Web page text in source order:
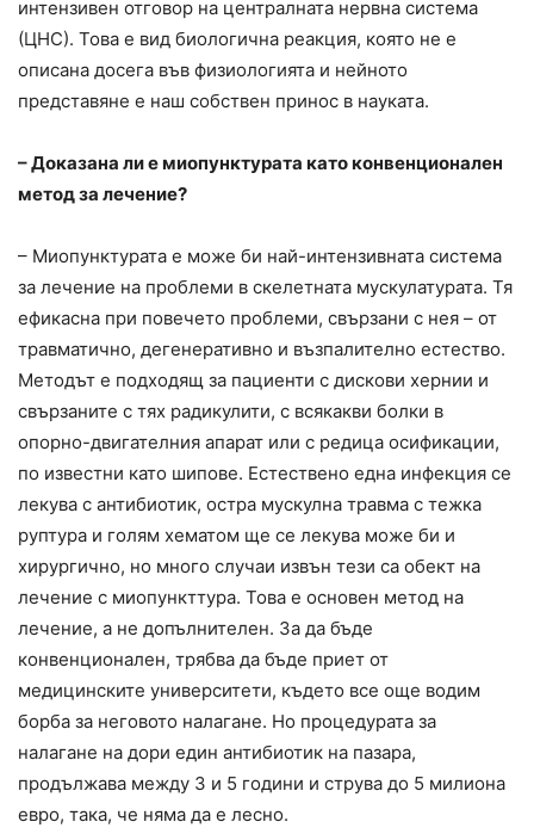
интензивен отговор на централната нервна система
(ЦНС). Това е вид биологична реакция, която не е
описана досега във физиологията и нейното
представяне е наш собствен принос в науката.
– Доказана ли е миопунктурата като конвенционален
метод за лечение?
– Миопунктурата е може би най-интензивната система
за лечение на проблеми в скелетната мускулатурата. Тя
ефикасна при повечето проблеми, свързани с нея – от
травматично, дегенеративно и възпалително естество.
Методът е подходящ за пациенти с дискови хернии и
свързаните с тях радикулити, с всякакви болки в
опорно-двигателния апарат или с редица осификации,
по известни като шипове. Естествено една инфекция се
лекува с антибиотик, остра мускулна травма с тежка
руптура и голям хематом ще се лекува може би и
хирургично, но много случаи извън тези са обект на
лечение с миопункттура. Това е основен метод на
лечение, а не допълнителен. За да бъде
конвенционален, трябва да бъде приет от
медицинските университети, където все още водим
борба за неговото налагане. Но процедурата за
налагане на дори един антибиотик на пазара,
продължава между 3 и 5 години и струва до 5 милиона
евро, така, че няма да е лесно.